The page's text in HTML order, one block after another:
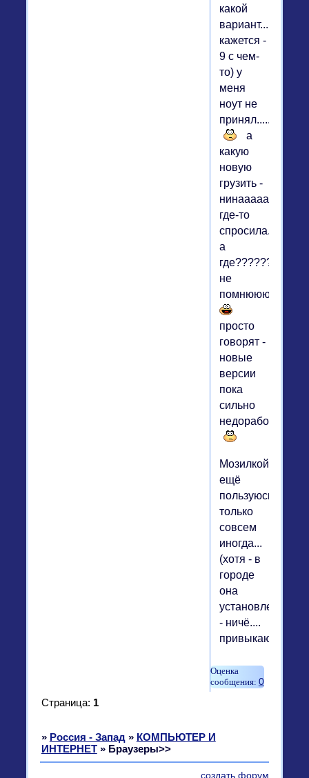
какой
вариант....
кажется -
9 с чем-
то) у
меня
ноут не
принял.....
а
какую
новую
грузить -
нинаааааааю.......
где-то
спросила...
а
где??????
не
просто
говорят -
новые
версии
пока
сильно
Мозилкой
ещё
пользуюсь...
только
совсем
иногда...
(хотя - в
городе
она
установлена
- ничё....
привыкаю...)
0
Страница: 1
» Россия - Запад » КОМПЬЮТЕР И
ИНТЕРНЕТ » Браузеры>>
создать форум